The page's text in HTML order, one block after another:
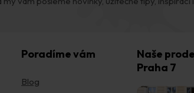
Poradíme vám
Blog
Naše
Praha 7